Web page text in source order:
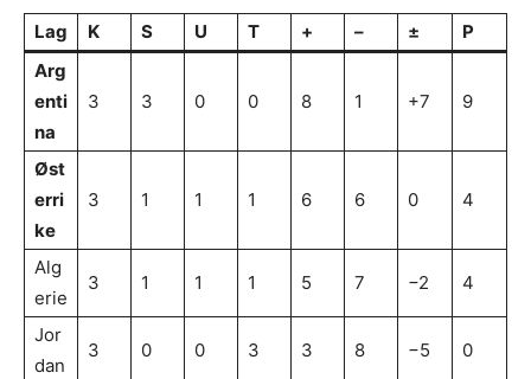
Lag K S U T + – ±
P
Arg
enti
na
3 3 0 0 8 1 +7 9
Øst
erri
ke
3 1 1 1 6 6 0 4
Alg
erie
3 1 1 1 5 7 −2 4
Jor
dan
3 0 0 3 3 8 −5 0